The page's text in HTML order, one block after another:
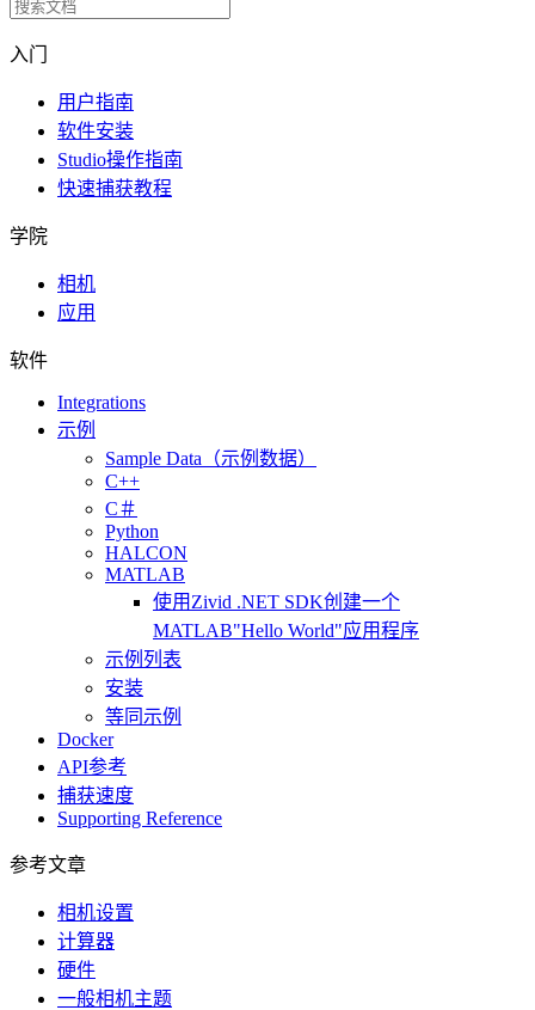
入门
用户指南
软件安装
Studio操作指南
快速捕获教程
学院
相机
应用
软件
Integrations
示例
Sample Data（示例数据）
C++
C＃
Python
HALCON
MATLAB
使用Zivid .NET SDK创建一个
MATLAB"Hello World"应用程序
示例列表
安装
等同示例
Docker
API参考
捕获速度
Supporting Reference
参考文章
相机设置
计算器
硬件
一般相机主题